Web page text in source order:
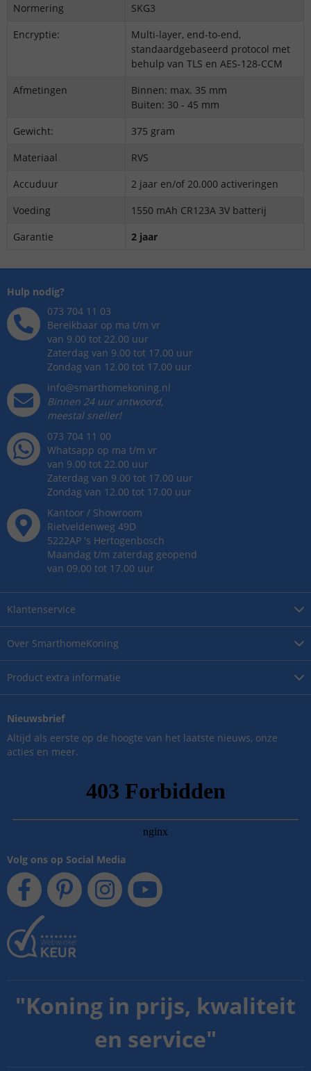
Normering
SKG3
Encryptie:
Multi-layer, end-to-end,
standaardgebaseerd protocol met
behulp van TLS en AES-128-CCM
Afmetingen
Binnen: max. 35 mm
Buiten: 30 - 45 mm
Gewicht:
375 gram
Materiaal
RVS
Accuduur
2 jaar en/of 20.000 activeringen
Voeding
1550 mAh CR123A 3V batterij
Garantie
2 jaar
Over SmarthomeKoning
Product extra informatie
Klantenservice
Hulp nodig?
073 704 11 03
Bereikbaar op ma t/m vr
van 9.00 tot 22.00 uur
Zaterdag van 9.00 tot 17.00 uur
Zondag van 12.00 tot 17.00 uur
info@smarthomekoning.nl
Binnen 24 uur antwoord,
meestal sneller!
073 704 11 00
Whatsapp op ma t/m vr
van 9.00 tot 22.00 uur
Zaterdag van 9.00 tot 17.00 uur
Zondag van 12.00 tot 17.00 uur
Kantoor / Showroom
Rietveldenweg 49D
5222AP 's Hertogenbosch
Maandag t/m zaterdag geopend
van 09.00 tot 17.00 uur
Nieuwsbrief
Altijd als eerste op de hoogte van het laatste nieuws, onze
acties en meer.
Volg ons op Social Media
"Koning in prijs, kwaliteit
en service"